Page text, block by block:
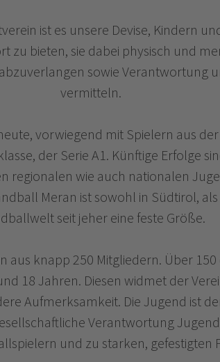
ist es unsere Devise, Kindern
zu bieten, sie dabei physisch und
sowie Verantwortung
vermitteln.
vorwiegend mit Spielern aus
der Serie A1. Künftige Erfolge
regionalen wie auch nationalen
Meran ist sowohl in Südtirol,
seit jeher eine feste Größe.
aus knapp 250 Mitgliedern. Über
18 Jahren. Diesen widmet der
Aufmerksamkeit. Die Jugend ist
Verantwortung
und zu starken, gefestigten